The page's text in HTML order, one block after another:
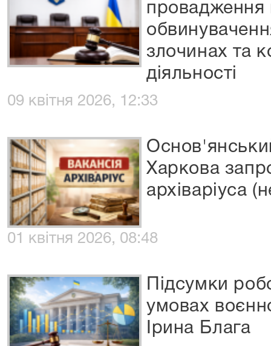
провадження
злочинах та
діяльності
09 квітня 2026, 12:33
Харкова
архіваріуса
01 квітня 2026, 08:48
Підсумки
умовах
Ірина Блага